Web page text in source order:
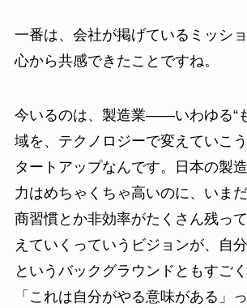
一番は、会社が掲げているミッシ
心から共感できたことですね。
今いるのは、製造業——いわゆる“
域を、テクノロジーで変えていこ
タートアップなんです。日本の製
力はめちゃくちゃ高いのに、いま
商習慣とか非効率がたくさん残っ
えていくっていうビジョンが、自
というバックグラウンドともすごく
「これは自分がやる意味がある」